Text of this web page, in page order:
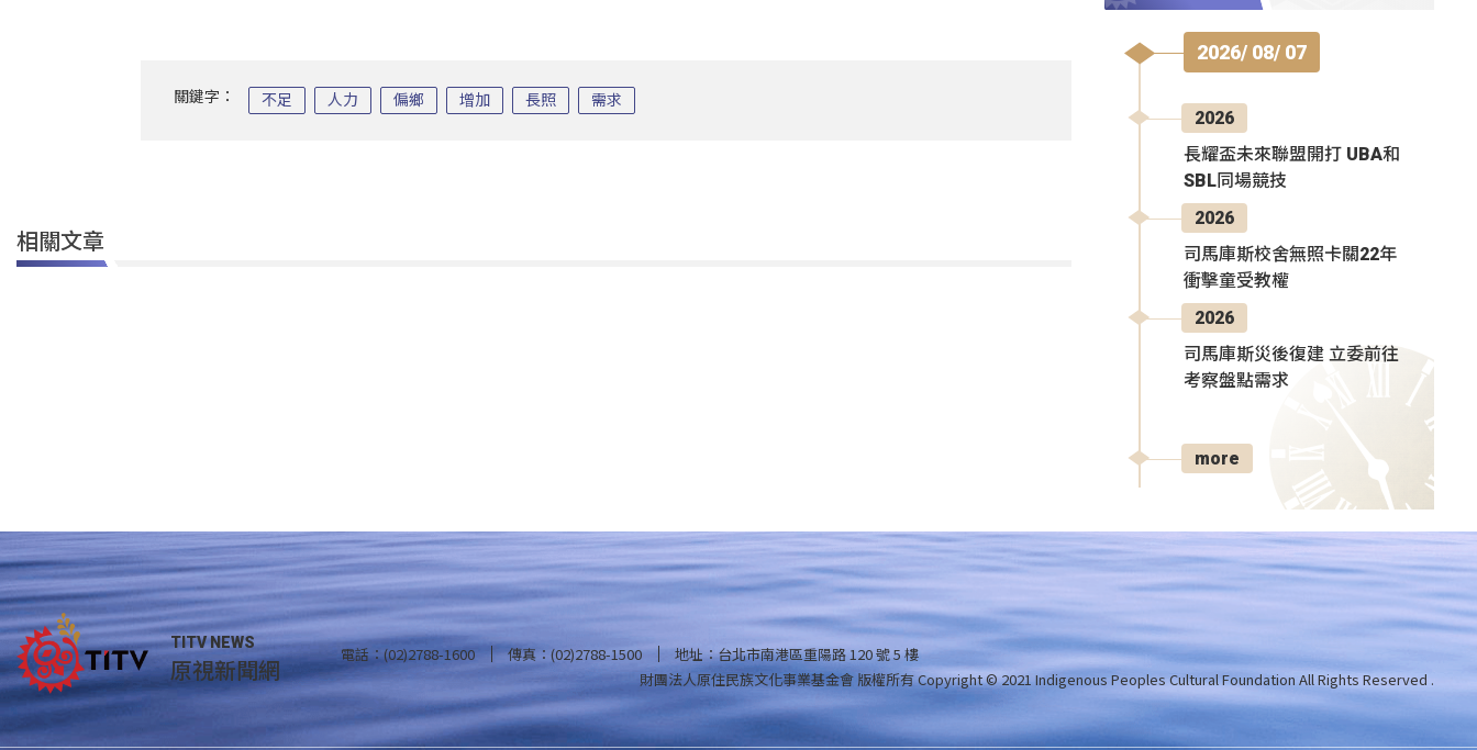
關鍵字： 不足 人力 偏鄉 增加 長照 需求
相關文章
2026/ 08/ 07
2026
長耀盃未來聯盟開打 UBA和
SBL同場競技
2026
司馬庫斯校舍無照卡關22年
衝擊童受教權
2026
司馬庫斯災後復建 立委前往
考察盤點需求
more
TITV NEWS
原視新聞網 電話：(02)2788-1600 傳真：(02)2788-1500
地址：台北市南港區重陽路 120 號 5 樓
財團法人原住民族文化事業基金會 版權所有Copyright © 2021 Indigenous Peoples Cultural Foundation All Rights Reserved .